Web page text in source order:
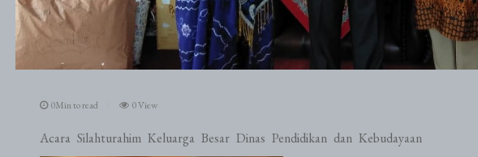
0Min to read 0 View
Acara Silahturahim Keluarga Besar Dinas Pendidikan dan Kebudayaan